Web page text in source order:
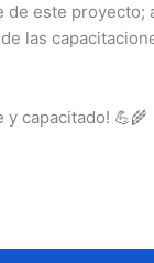
este
las
capacitado! 💪🌾